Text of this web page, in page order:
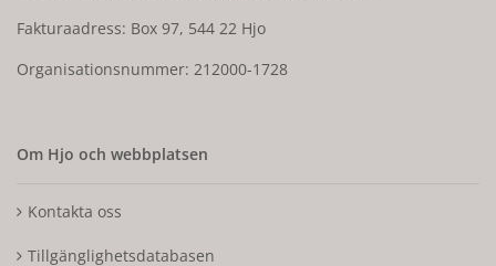
Fakturaadress: Box 97, 544 22 Hjo
Organisationsnummer: 212000-1728
Om Hjo och webbplatsen
Kontakta oss
Tillgänglighetsdatabasen